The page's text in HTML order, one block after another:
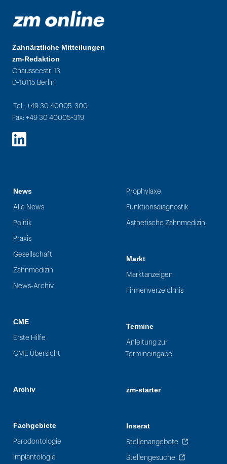
Zahnärztliche Mitteilungen
zm-Redaktion
Chausseestr. 13
D-10115 Berlin
Tel.: +49 30 40005-300
Fax: +49 30 40005-319
LinkedIn
News
Alle News
Politik
Praxis
Gesellschaft
Zahnmedizin
News-Archiv
CME
Erste Hilfe
CME Übersicht
Archiv
Fachgebiete
Parodontologie
Implantologie
Prophylaxe
Funktionsdiagnostik
Ästhetische Zahnmedizin
Markt
Marktanzeigen
Firmenverzeichnis
Termine
Anleitung zur
Termineingabe
zm-starter
Inserat
Stellenangebote
Stellengesuche